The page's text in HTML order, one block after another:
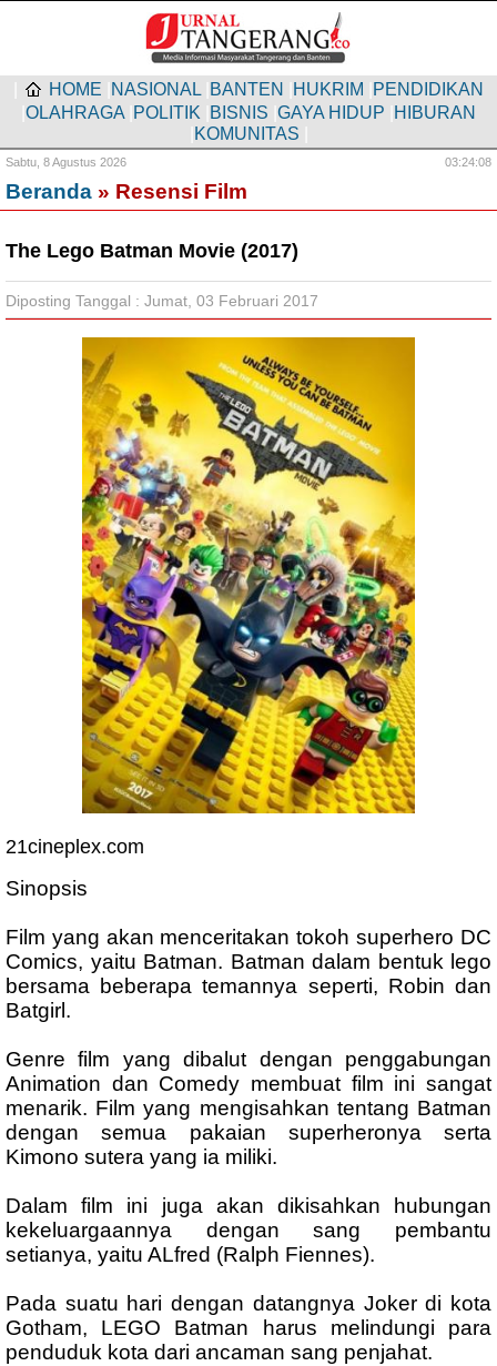
HOME NASIONAL BANTEN HUKRIM PENDIDIKAN
OLAHRAGA POLITIK BISNIS GAYA HIDUP HIBURAN
KOMUNITAS
Sabtu, 8 Agustus 2026 03:24:09
Beranda » Resensi Film
The Lego Batman Movie (2017)
Diposting Tanggal : Jumat, 03 Februari 2017
21cineplex.com
Sinopsis
Film yang akan menceritakan tokoh superhero DC
Comics, yaitu Batman. Batman dalam bentuk lego
bersama beberapa temannya seperti, Robin dan
Batgirl.
Genre film yang dibalut dengan penggabungan
Animation dan Comedy membuat film ini sangat
menarik. Film yang mengisahkan tentang Batman
dengan semua pakaian superheronya serta
Kimono sutera yang ia miliki.
Dalam film ini juga akan dikisahkan hubungan
kekeluargaannya dengan sang pembantu
setianya, yaitu ALfred (Ralph Fiennes).
Pada suatu hari dengan datangnya Joker di kota
Gotham, LEGO Batman harus melindungi para
penduduk kota dari ancaman sang penjahat.